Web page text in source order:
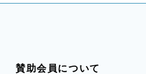
賛助会員について